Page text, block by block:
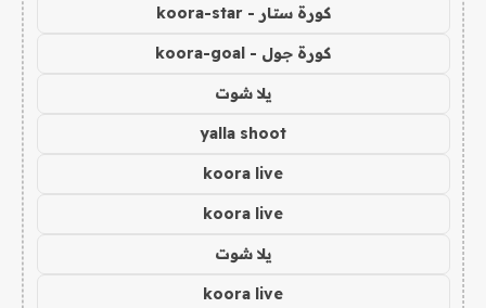
كورة ستار - koora-star
كورة جول - koora-goal
يلا شوت
yalla shoot
koora live
koora live
يلا شوت
koora live